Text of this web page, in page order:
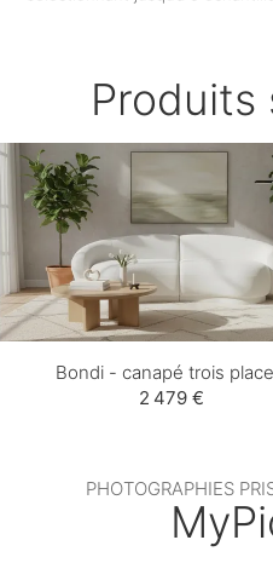
Produits
Bondi - canapé trois
2 479 €
PHOTOGRAPHIES